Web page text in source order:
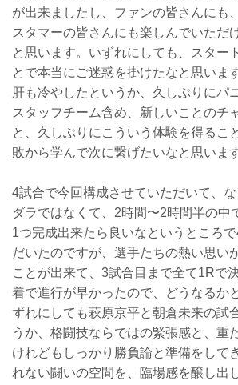
が出来ましたし、ファンの皆さんにも
スタマーの皆さんにも楽しんでいただ
と思います。いずれにしても、スター
とで本当にご迷惑を掛けたなと思いま
肝も冷やしたというか、久しぶりにパ
スタッフチーム含め、新しいことのチ
と、久しぶりにこういう体験を得るこ
敗から学んで次に繋げたいなと思います
4試合で今回構成させていただいて、
ダラではなくて、2時間〜2時間半の中
1つ完成出来たら良いなというところ
だいたのですが、選手たちの熱い思い
ことが出来て、3試合目まで全て1Rで
着で進行が早かったので、どうなるか
ずれにしても萩原京平と朝倉未来の試
うか、格闘技ならではの緊張感と、重
けれどもしっかり勝負論と準備をして
れない闘いの空間を、臨場感を醸し出